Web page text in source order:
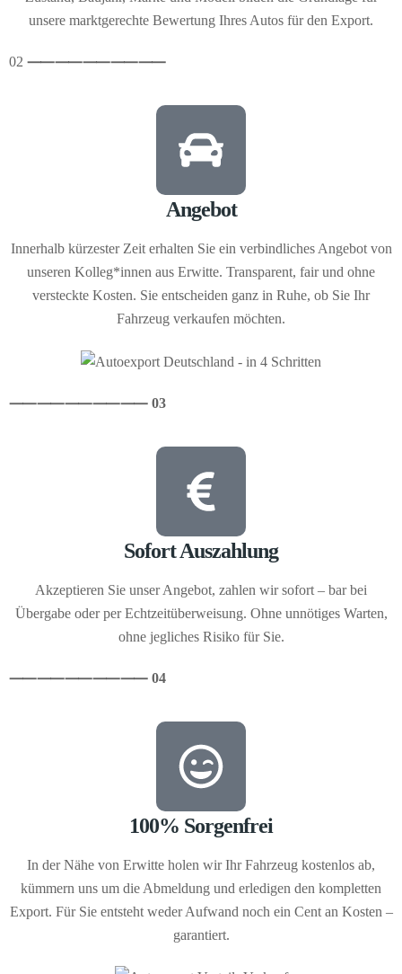
unsere marktgerechte Bewertung Ihres Autos für den Export.
02 ⸺⸺⸺⸺⸺
Angebot
Innerhalb kürzester Zeit erhalten Sie ein verbindliches Angebot von
unseren Kolleg*innen aus Erwitte. Transparent, fair und ohne
versteckte Kosten. Sie entscheiden ganz in Ruhe, ob Sie Ihr
Fahrzeug verkaufen möchten.
⸺⸺⸺⸺⸺ 03
Sofort Auszahlung
Akzeptieren Sie unser Angebot, zahlen wir sofort – bar bei
Übergabe oder per Echtzeitüberweisung. Ohne unnötiges Warten,
ohne jegliches Risiko für Sie.
⸺⸺⸺⸺⸺ 04
100% Sorgenfrei
In der Nähe von Erwitte holen wir Ihr Fahrzeug kostenlos ab,
kümmern uns um die Abmeldung und erledigen den kompletten
Export. Für Sie entsteht weder Aufwand noch ein Cent an Kosten –
garantiert.